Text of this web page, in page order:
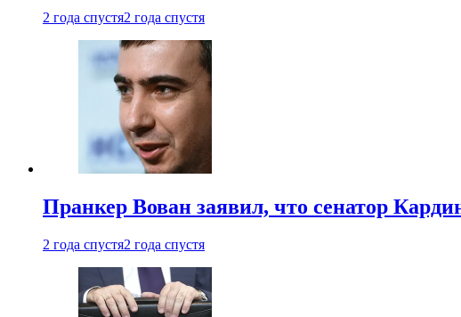
2 года спустя2 года спустя
Пранкер Вован заявил, что сенатор
2 года спустя2 года спустя